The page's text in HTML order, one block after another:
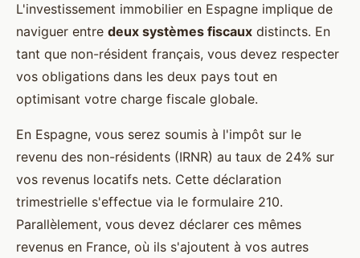
L'investissement immobilier en Espagne implique de
naviguer entre deux systèmes fiscaux distincts. En
tant que non-résident français, vous devez respecter
vos obligations dans les deux pays tout en
optimisant votre charge fiscale globale.
En Espagne, vous serez soumis à l'impôt sur le
revenu des non-résidents (IRNR) au taux de 24% sur
vos revenus locatifs nets. Cette déclaration
trimestrielle s'effectue via le formulaire 210.
Parallèlement, vous devez déclarer ces mêmes
revenus en France, où ils s'ajoutent à vos autres